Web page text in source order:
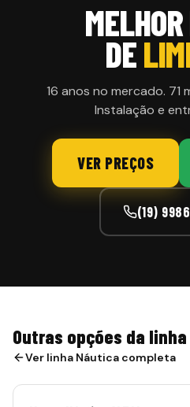
DE
16 anos no mercado. 71
Instalação e
VER PREÇOS
(19)
Outras opções da
Ver linha Náutica completa